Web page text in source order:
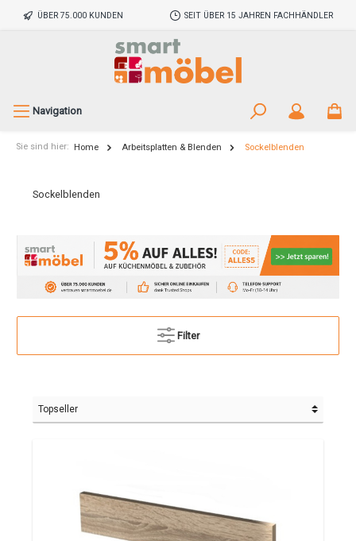
ÜBER 75.000 KUNDEN SEIT ÜBER 15 JAHREN FACHHÄNDLER
Navigation
Sie sind hier: Home Arbeitsplatten & Blenden Sockelblenden
Sockelblenden
Filter